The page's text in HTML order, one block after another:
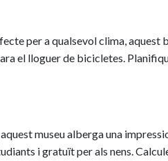
per a qualsevol clima, aquest
el lloguer de bicicletes.
museu alberga una
i gratuït per als nens.